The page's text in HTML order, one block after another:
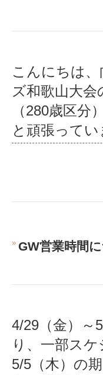
こんにちは
ズ和歌山大
（280歳区分
と頑張って
GW営業時間
4/29（金）～
り、一部ス
5/5（木）の